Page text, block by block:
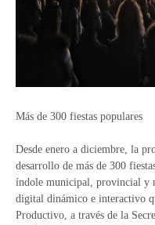
Más de 300 fiestas populares
Desde enero a diciembre, la
desarrollo de más de 300
índole municipal, provincial y
digital dinámico e interactivo
Productivo, a través de la